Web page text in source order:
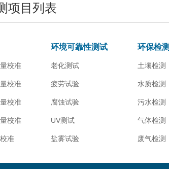
项目列表
校准
校准
校准
校准
准
环境可靠性测试
老化测试
疲劳试验
腐蚀试验
UV测试
盐雾试验
环保检测
土壤检测
水质检测
污水检测
气体检测
废气检测